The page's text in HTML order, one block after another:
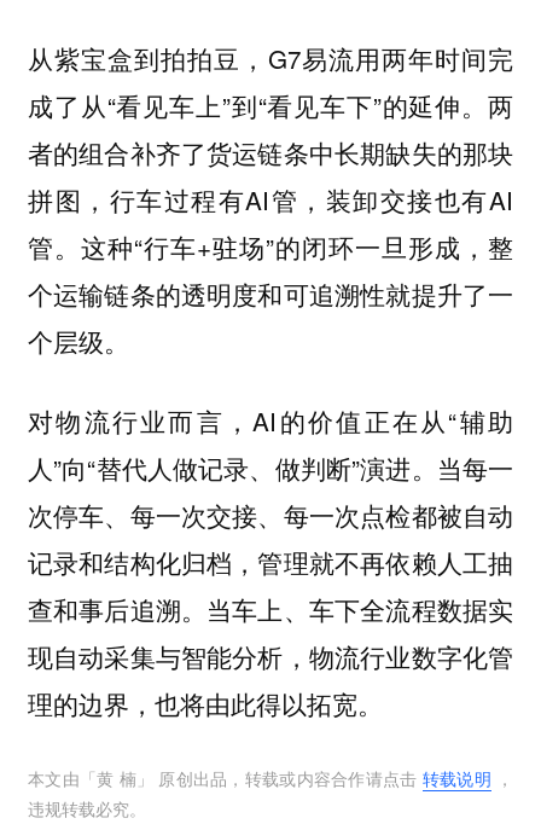
从紫宝盒到拍拍豆，G7易流用两年时间完
成了从“看见车上”到“看见车下”的延伸。两
者的组合补齐了货运链条中长期缺失的那块
拼图，行车过程有AI管，装卸交接也有AI
管。这种“行车+驻场”的闭环一旦形成，整
个运输链条的透明度和可追溯性就提升了一
个层级。
对物流行业而言，AI的价值正在从“辅助
人”向“替代人做记录、做判断”演进。当每一
次停车、每一次交接、每一次点检都被自动
记录和结构化归档，管理就不再依赖人工抽
查和事后追溯。当车上、车下全流程数据实
现自动采集与智能分析，物流行业数字化管
理的边界，也将由此得以拓宽。
本文由「黄 楠」 原创出品，转载或内容合作请点击 转载说明 ，
违规转载必究。